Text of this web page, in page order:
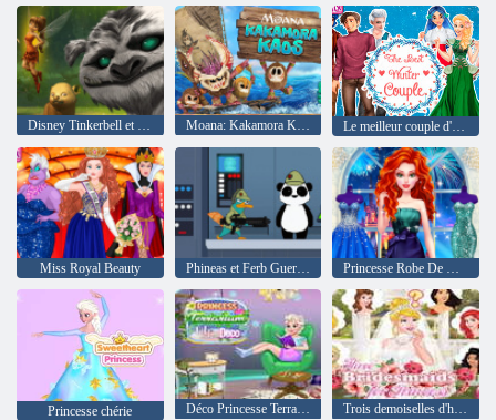
Disney Tinkerbell et la légende de la Neverbeast Pixie Hollow Pets Moana: Kakamora Kaos Le meilleur couple d'hiver
Miss Royal Beauty Phineas et Ferb Guerre des étoiles Agent P Rebel Spy Princesse Robe De Bal Collection
Princesse chérie Déco Princesse Terrarium Life Trois demoiselles d'honneur pour Ella